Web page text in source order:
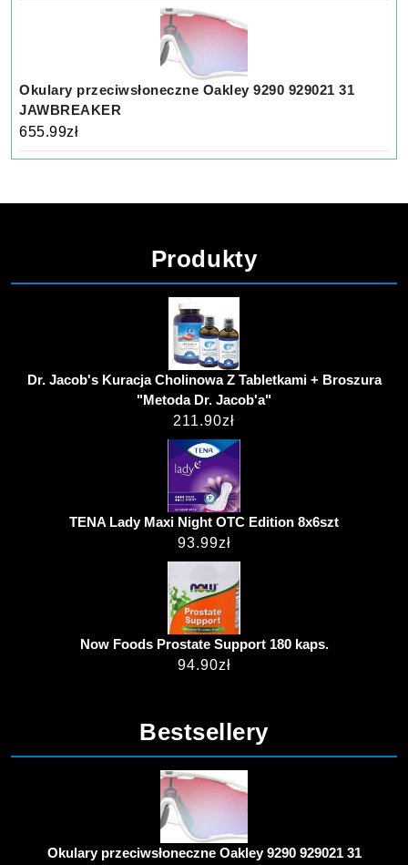
Okulary przeciwsłoneczne Oakley 9290 929021 31
JAWBREAKER
655.99zł
Produkty
Dr. Jacob's Kuracja Cholinowa Z Tabletkami + Broszura
"Metoda Dr. Jacob'a"
211.90zł
TENA Lady Maxi Night OTC Edition 8x6szt
93.99zł
Now Foods Prostate Support 180 kaps.
94.90zł
Bestsellery
Okulary przeciwsłoneczne Oakley 9290 929021 31